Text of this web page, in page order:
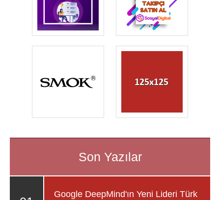
Google DeepMind'ın Yeni Lideri Türk